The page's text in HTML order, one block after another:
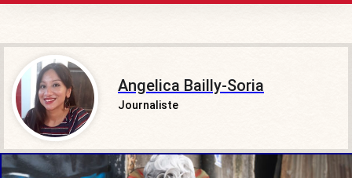
Angelica Bailly-Soria
Journaliste